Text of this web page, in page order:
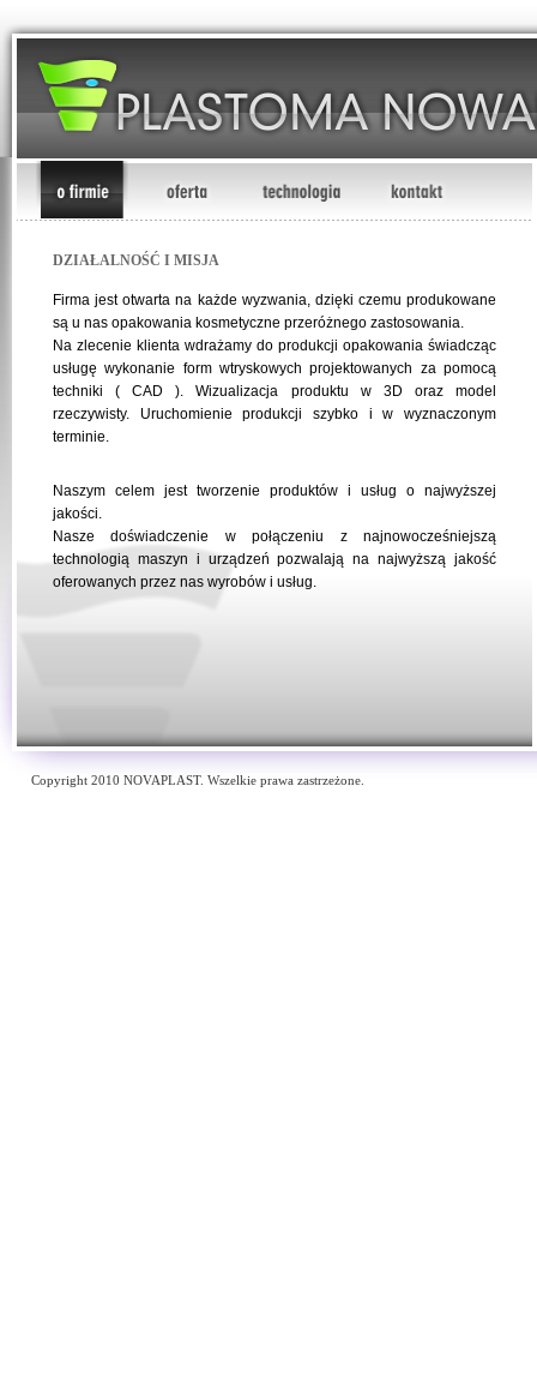
DZIAŁALNOŚĆ I MISJA
Firma jest otwarta na każde wyzwania, dzięki czemu produkowane
są u nas opakowania kosmetyczne przeróżnego zastosowania.
Na zlecenie klienta wdrażamy do produkcji opakowania świadcząc
usługę wykonanie form wtryskowych projektowanych za pomocą
techniki ( CAD ). Wizualizacja produktu w 3D oraz model
rzeczywisty. Uruchomienie produkcji szybko i w wyznaczonym
terminie.
Naszym celem jest tworzenie produktów i usług o najwyższej
jakości.
Nasze doświadczenie w połączeniu z najnowocześniejszą
technologią maszyn i urządzeń pozwalają na najwyższą jakość
oferowanych przez nas wyrobów i usług.
Copyright 2010 NOVAPLAST. Wszelkie prawa zastrzeżone.